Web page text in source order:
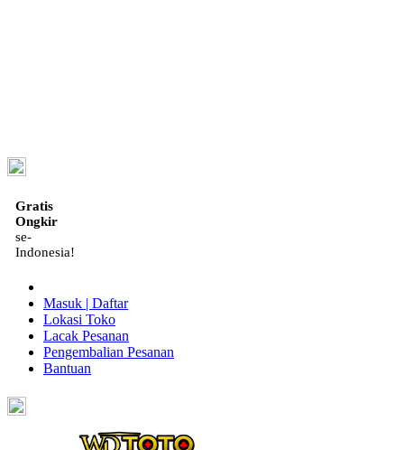
Gratis
Ongkir
se-
Indonesia!
Masuk | Daftar
Lokasi Toko
Lacak Pesanan
Pengembalian Pesanan
Bantuan